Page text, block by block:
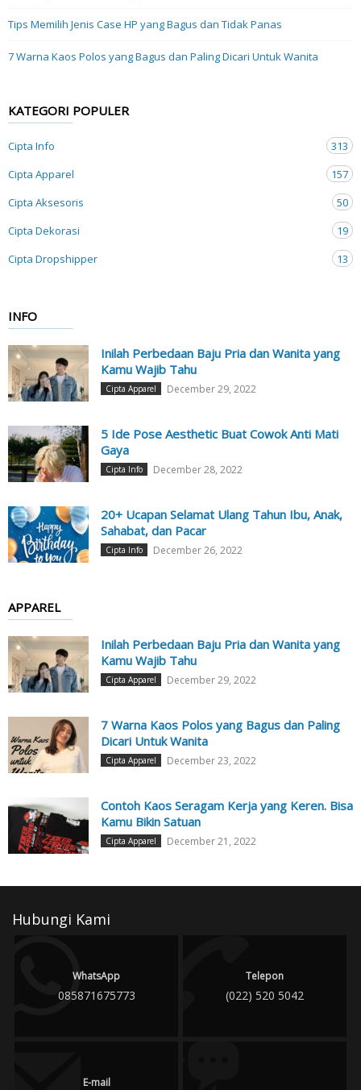
Tips Memilih Jenis Case HP yang Bagus dan Tidak Panas
7 Warna Kaos Polos yang Bagus dan Paling Dicari Untuk Wanita
KATEGORI POPULER
Cipta Info
313
Cipta Apparel
157
Cipta Aksesoris
50
Cipta Dekorasi
19
Cipta Dropshipper
13
INFO
Inilah Perbedaan Baju Pria dan Wanita yang
Kamu Wajib Tahu
Cipta Apparel December 29, 2022
5 Ide Pose Aesthetic Buat Cowok Anti Mati
Gaya
Cipta Info December 28, 2022
20+ Ucapan Selamat Ulang Tahun Ibu, Anak,
Sahabat, dan Pacar
Cipta Info December 26, 2022
APPAREL
Inilah Perbedaan Baju Pria dan Wanita yang
Kamu Wajib Tahu
Cipta Apparel December 29, 2022
7 Warna Kaos Polos yang Bagus dan Paling
Dicari Untuk Wanita
Cipta Apparel December 23, 2022
Contoh Kaos Seragam Kerja yang Keren. Bisa
Kamu Bikin Satuan
Cipta Apparel December 21, 2022
Hubungi Kami
WhatsApp
085871675773
Telepon
(022) 520 5042
E-mail